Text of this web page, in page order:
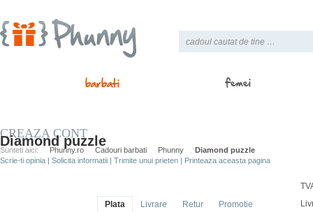
barbati femei
CREAZA CONT
Sunteti aici: Phunny.ro Cadouri barbati Phunny Diamond puzzle
Diamond puzzle
Scrie-ti opinia | Solicita informatii | Trimite unui prieten | Printeaza aceasta pagina
Plata Livrare Retur Promotie